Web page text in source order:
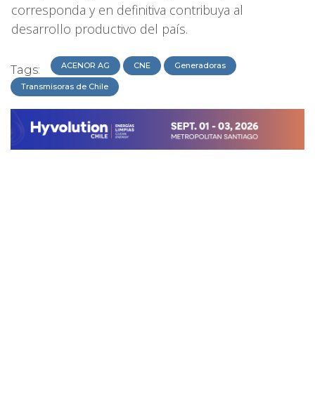
corresponda y en definitiva contribuya al
desarrollo productivo del país.
Tags: ACENOR AG CNE Generadoras
Transmisoras de Chile